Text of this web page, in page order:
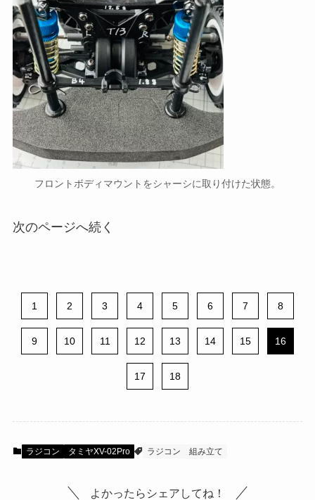
フロントボディマウントをシャーシに取り付けた状態。
次のページへ続く
1 2 3 4 5 6 7 8
9 10 11 12 13 14 15 16
17 18
ラジコン タミヤXV-02Pro ラジコン 組み立て
よかったらシェアしてね！